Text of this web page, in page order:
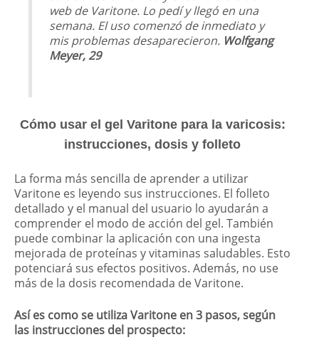
web de Varitone. Lo pedí y llegó en una
semana. El uso comenzó de inmediato y
mis problemas desaparecieron. Wolfgang
Meyer, 29
Cómo usar el gel Varitone para la varicosis:
instrucciones, dosis y folleto
La forma más sencilla de aprender a utilizar
Varitone es leyendo sus instrucciones. El folleto
detallado y el manual del usuario lo ayudarán a
comprender el modo de acción del gel. También
puede combinar la aplicación con una ingesta
mejorada de proteínas y vitaminas saludables. Esto
potenciará sus efectos positivos. Además, no use
más de la dosis recomendada de Varitone.
Así es como se utiliza Varitone en 3 pasos, según
las instrucciones del prospecto: